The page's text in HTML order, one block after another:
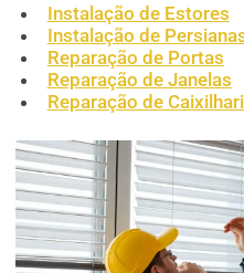
Instalação de Estores
Instalação de
Reparação de Portas
Reparação de Janelas
Reparação de